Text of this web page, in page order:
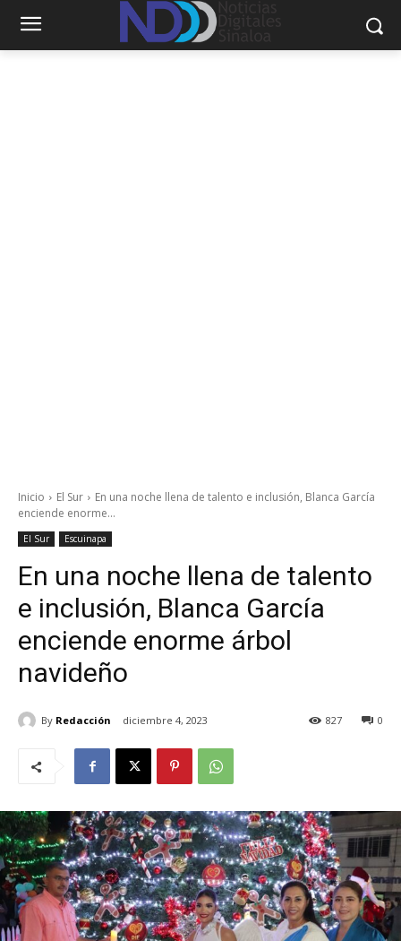
Inicio El Sur
En una noche llena de talento e inclusión, Blanca García
enciende enorme...
El Sur Escuinapa
En una noche llena de talento
e inclusión, Blanca García
enciende enorme árbol
navideño
By Redacción diciembre 4, 2023 0
827